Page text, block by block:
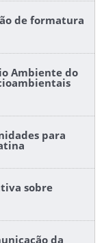
de formatura
Ambiente do
para
sobre
da